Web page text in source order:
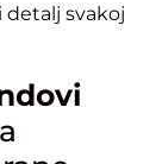
detalj svakoj